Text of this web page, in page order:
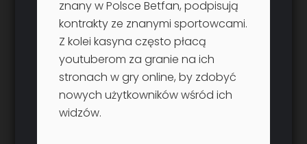
znany w Polsce Betfan, podpisują
kontrakty ze znanymi sportowcami.
Z kolei kasyna często płacą
youtuberom za granie na ich
stronach w gry online, by zdobyć
nowych użytkowników wśród ich
widzów.